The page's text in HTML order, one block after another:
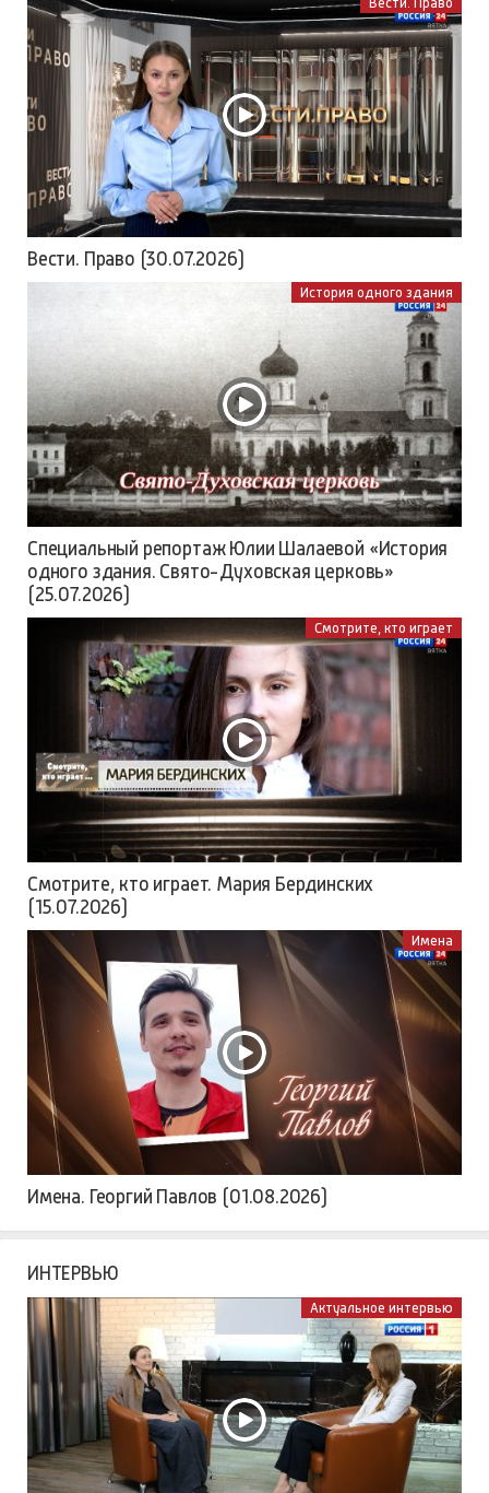
Вести. Право (30.07.2026)
История одного здания
Специальный репортаж Юлии Шалаевой «История
одного здания. Свято-Духовская церковь»
(25.07.2026)
Смотрите, кто играет
Смотрите, кто играет. Мария Бердинских
(15.07.2026)
Имена
Имена. Георгий Павлов (01.08.2026)
ИНТЕРВЬЮ
Актуальное интервью